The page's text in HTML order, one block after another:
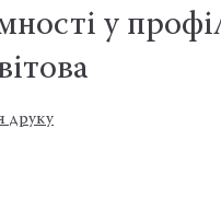
у
друку